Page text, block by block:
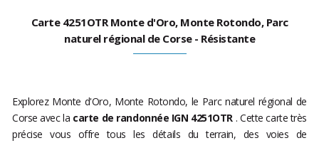
Carte 4251OTR Monte d'Oro, Monte Rotondo, Parc
naturel régional de Corse - Résistante
Explorez Monte d'Oro, Monte Rotondo, le Parc naturel régional de
Corse avec la carte de randonnée IGN 4251OTR . Cette carte très
précise vous offre tous les détails du terrain, des voies de